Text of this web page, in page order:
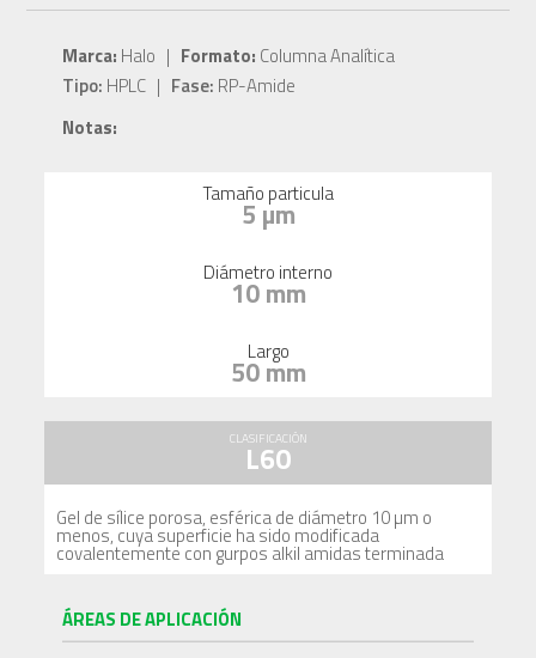
Marca: Halo | Formato: Columna Analítica
Tipo: HPLC | Fase: RP-Amide
Notas:
Tamaño particula
5 µm
Diámetro interno
10 mm
Largo
50 mm
CLASIFICACIÓN
L60
Gel de sílice porosa, esférica de diámetro 10 µm o
menos, cuya superficie ha sido modificada
covalentemente con gurpos alkil amidas terminada
ÁREAS DE APLICACIÓN